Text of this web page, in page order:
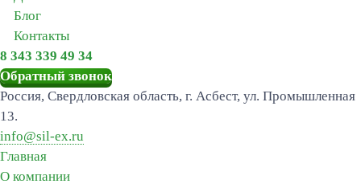
Блог
Контакты
8 343 339 49 34
Обратный звонок
Россия, Свердловская область, г. Асбест, ул. Промышленная
13.
info@sil-ex.ru
Главная
О компании